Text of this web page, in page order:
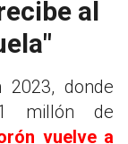
al
donde
millón de
vuelve a